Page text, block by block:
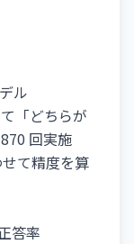
ル
「どちらが
回実施
て精度を算
答率